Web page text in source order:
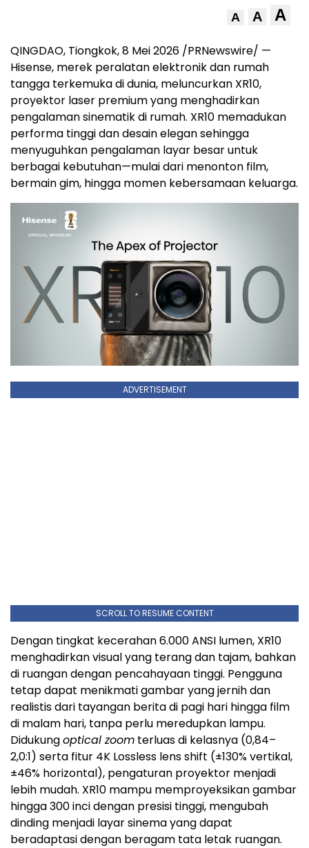
A A A
QINGDAO, Tiongkok, 8 Mei 2026 /PRNewswire/ —
Hisense, merek peralatan elektronik dan rumah
tangga terkemuka di dunia, meluncurkan XR10,
proyektor laser premium yang menghadirkan
pengalaman sinematik di rumah. XR10 memadukan
performa tinggi dan desain elegan sehingga
menyuguhkan pengalaman layar besar untuk
berbagai kebutuhan—mulai dari menonton film,
bermain gim, hingga momen kebersamaan keluarga.
ADVERTISEMENT
SCROLL TO RESUME CONTENT
Dengan tingkat kecerahan 6.000 ANSI lumen, XR10
menghadirkan visual yang terang dan tajam, bahkan
di ruangan dengan pencahayaan tinggi. Pengguna
tetap dapat menikmati gambar yang jernih dan
realistis dari tayangan berita di pagi hari hingga film
di malam hari, tanpa perlu meredupkan lampu.
Didukungoptical zoom terluas di kelasnya (0,84–
2,0:1) serta fitur 4K Lossless lens shift (±130% vertikal,
±46% horizontal), pengaturan proyektor menjadi
lebih mudah. XR10 mampu memproyeksikan gambar
hingga 300 inci dengan presisi tinggi, mengubah
dinding menjadi layar sinema yang dapat
beradaptasi dengan beragam tata letak ruangan.